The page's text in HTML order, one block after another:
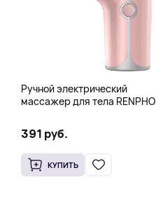
Ручной электрический
массажер для тела RENPHO
391 руб.
КУПИТЬ